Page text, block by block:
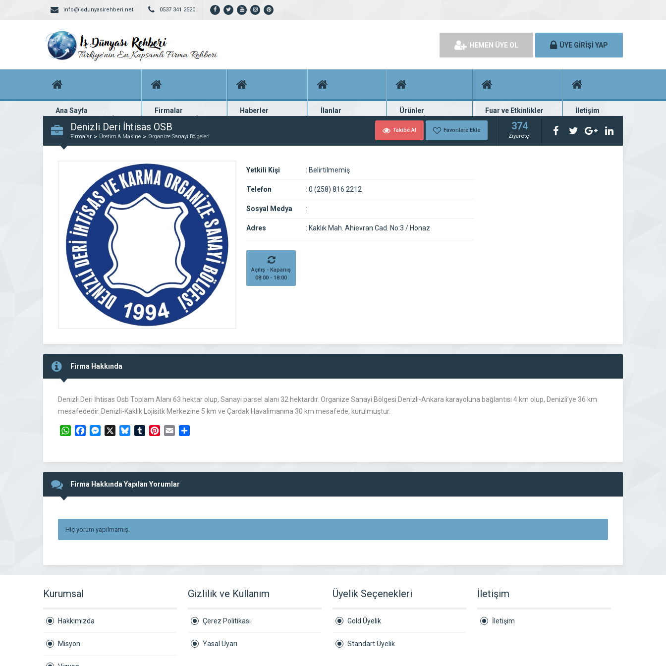
info@isdunyasirehberi.net 0537 341 2520
HEMEN ÜYE OL ÜYE GİRİŞİ YAP
Ana Sayfa
Firma rehberi ana sayfanız
Firmalar
Yüzlerce kayıtlı firma
Haberler
En güncel haberler
İlanlar
Güncel seri ilanlar
Ürünler
Binlerce firma ürünü
Fuar ve Etkinlikler
Fuar ve etkinlik planları
İletişim
Bize ulaşın
Denizli Deri İhtisas OSB
Firmalar Üretim & Makine Organize Sanayi Bölgeleri
Takibe Al Favorilere Ekle 374
Ziyaretçi
Yetkili Kişi : Belirtilmemiş
Telefon : 0 (258) 816 2212
Sosyal Medya :
Adres : Kaklık Mah. Ahievran Cad. No:3 / Honaz
Açılış - Kapanış
08:00 - 18:00
Firma Hakkında
Denizli Deri İhtisas Osb Toplam Alanı 63 hektar olup, Sanayi parsel alanı 32 hektardır. Organize Sanayi Bölgesi Denizli-Ankara karayoluna bağlantısı 4 km olup, Denizli’ye 36 km
mesafededir. Denizli-Kaklık Lojisitk Merkezine 5 km ve Çardak Havalimanına 30 km mesafede, kurulmuştur.
WhatsAppFacebookMessengerBlueskyTumblrPinterest
Email
Firma Hakkında Yapılan Yorumlar
Hiç yorum yapılmamış.
Kurumsal
Hakkımızda
Misyon
Gizlilik ve Kullanım
Çerez Politikası
Yasal Uyarı
Üyelik Seçenekleri
Gold Üyelik
Standart Üyelik
İletişim
İletişim